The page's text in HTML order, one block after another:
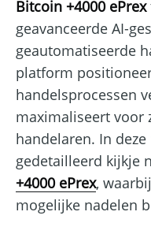
Bitcoin +4000 ePrex
geavanceerde AI-
geautomatiseerde
platform
handelsprocessen
maximaliseert voor
handelaren. In
gedetailleerd kijkje
+4000 ePrex,
mogelijke nadelen